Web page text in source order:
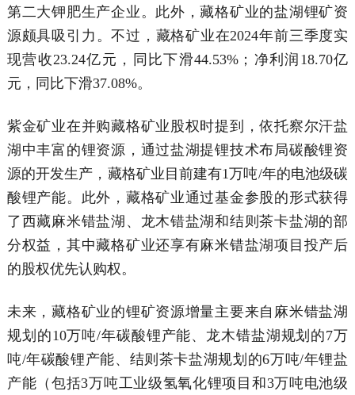
第二大钾肥生产企业。此外，藏格矿业的盐湖锂矿资
源颇具吸引力。不过，藏格矿业在2024年前三季度实
现营收23.24亿元，同比下滑44.53%；净利润18.70亿
元，同比下滑37.08%。
紫金矿业在并购藏格矿业股权时提到，依托察尔汗盐
湖中丰富的锂资源，通过盐湖提锂技术布局碳酸锂资
源的开发生产，藏格矿业目前建有1万吨/年的电池级碳
酸锂产能。此外，藏格矿业通过基金参股的形式获得
了西藏麻米错盐湖、龙木错盐湖和结则茶卡盐湖的部
分权益，其中藏格矿业还享有麻米错盐湖项目投产后
的股权优先认购权。
未来，藏格矿业的锂矿资源增量主要来自麻米错盐湖
规划的10万吨/年碳酸锂产能、龙木错盐湖规划的7万
吨/年碳酸锂产能、结则茶卡盐湖规划的6万吨/年锂盐
产能（包括3万吨工业级氢氧化锂项目和3万吨电池级